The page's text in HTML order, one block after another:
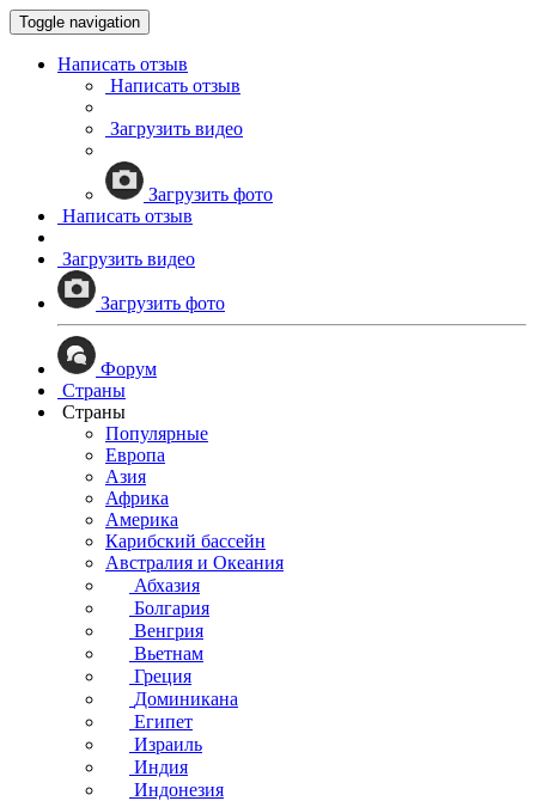
Toggle navigation
Написать отзыв
Написать отзыв
Загрузить видео
Загрузить фото
Написать отзыв
Загрузить видео
Загрузить фото
Форум
Страны
Страны
Популярные
Европа
Азия
Африка
Америка
Карибский бассейн
Австралия и Океания
Абхазия
Болгария
Венгрия
Вьетнам
Греция
Доминикана
Египет
Израиль
Индия
Индонезия